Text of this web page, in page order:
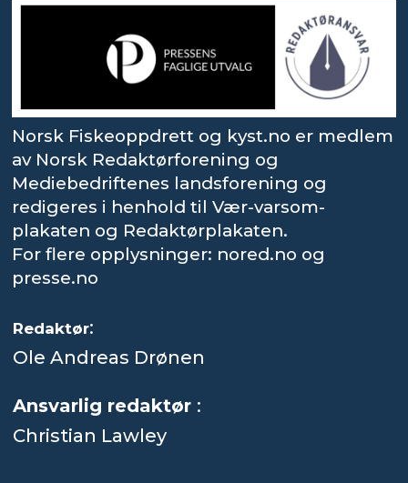
Norsk Fiskeoppdrett og kyst.no er medlem
av Norsk Redaktørforening og
Mediebedriftenes landsforening og
redigeres i henhold til Vær-varsom-
plakaten og Redaktørplakaten.
For flere opplysninger: nored.no og
presse.no
Redaktør:
Ole Andreas Drønen
Ansvarlig redaktør :
Christian Lawley